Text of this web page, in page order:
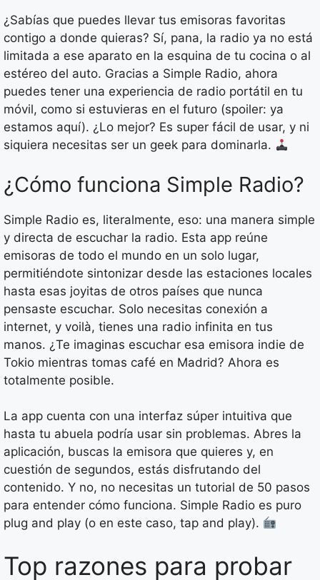
¿Sabías que puedes llevar tus emisoras favoritas
contigo a donde quieras? Sí, pana, la radio ya no está
limitada a ese aparato en la esquina de tu cocina o al
estéreo del auto. Gracias a Simple Radio, ahora
puedes tener una experiencia de radio portátil en tu
móvil, como si estuvieras en el futuro (spoiler: ya
estamos aquí). ¿Lo mejor? Es super fácil de usar, y ni
siquiera necesitas ser un geek para dominarla.
¿Cómo funciona Simple Radio?
Simple Radio es, literalmente, eso: una manera simple
y directa de escuchar la radio. Esta app reúne
emisoras de todo el mundo en un solo lugar,
permitiéndote sintonizar desde las estaciones locales
hasta esas joyitas de otros países que nunca
pensaste escuchar. Solo necesitas conexión a
internet, y voilà, tienes una radio infinita en tus
manos. ¿Te imaginas escuchar esa emisora indie de
Tokio mientras tomas café en Madrid? Ahora es
totalmente posible.
La app cuenta con una interfaz súper intuitiva que
hasta tu abuela podría usar sin problemas. Abres la
aplicación, buscas la emisora que quieres y, en
cuestión de segundos, estás disfrutando del
contenido. Y no, no necesitas un tutorial de 50 pasos
para entender cómo funciona. Simple Radio es puro
plug and play (o en este caso, tap and play).
Top razones para probar